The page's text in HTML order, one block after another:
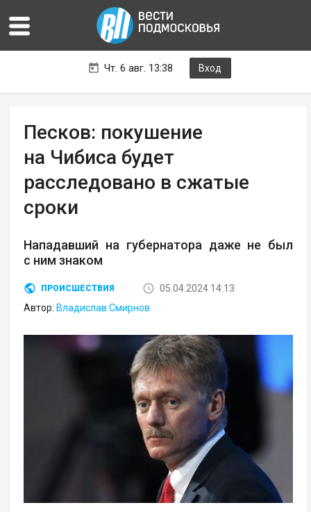
Чт. 6 авг. 13:38 Вход
Песков: покушение
на Чибиса будет
расследовано в сжатые
сроки
Нападавший на губернатора даже не был
с ним знаком
ПРОИСШЕСТВИЯ
05.04.2024 14:13
Автор: Владислав Смирнов